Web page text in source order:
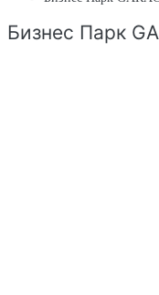
Бизнес Парк